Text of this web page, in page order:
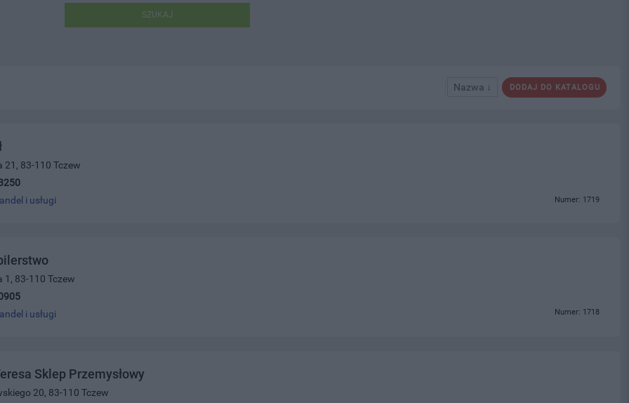
SZUKAJ
DODAJ DO KATALOGU
Nazwa ↓
21, 83-110 Tczew
i usługi Numer: 1719
1, 83-110 Tczew
i usługi Numer: 1718
Sklep Przemysłowy
20, 83-110 Tczew